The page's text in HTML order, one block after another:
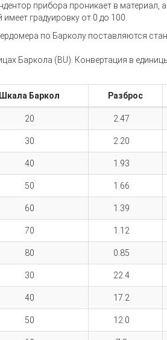
прибора проникает в материал,
градуировку от 0 до 100.
по Барколу поставляются
Баркола (BU). Конвертация в
Шкала Баркол Разброс
20 2.47
30 2.20
40 1.93
50 1.66
60 1.39
70 1.12
80 0.85
30 22.4
40 17.2
50 12.0